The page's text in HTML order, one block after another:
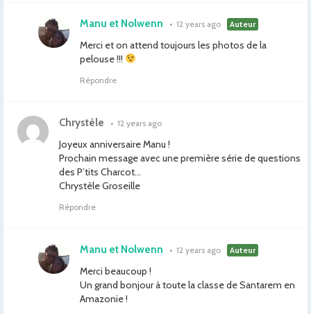
Manu et Nolwenn • 12 years ago Auteur
Merci et on attend toujours les photos de la
pelouse !!!
Répondre
Chrystèle • 12 years ago
Joyeux anniversaire Manu !
Prochain message avec une première série de questions
des P’tits Charcot…
Chrystèle Groseille
Répondre
Manu et Nolwenn • 12 years ago Auteur
Merci beaucoup !
Un grand bonjour à toute la classe de Santarem en
Amazonie !